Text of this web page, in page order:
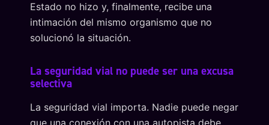
Estado no hizo y, finalmente, recibe una
intimación del mismo organismo que no
solucionó la situación.
La seguridad vial no puede ser una excusa
selectiva
La seguridad vial importa. Nadie puede negar